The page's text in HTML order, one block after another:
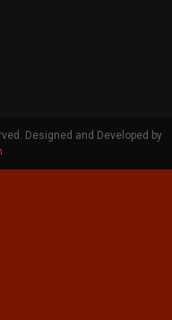
Designed and Developed by